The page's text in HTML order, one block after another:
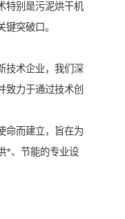
特别是污泥烘干机
突破口。
技术企业，我们深
致力于通过技术创
命而建立，旨在为
*、节能的专业设